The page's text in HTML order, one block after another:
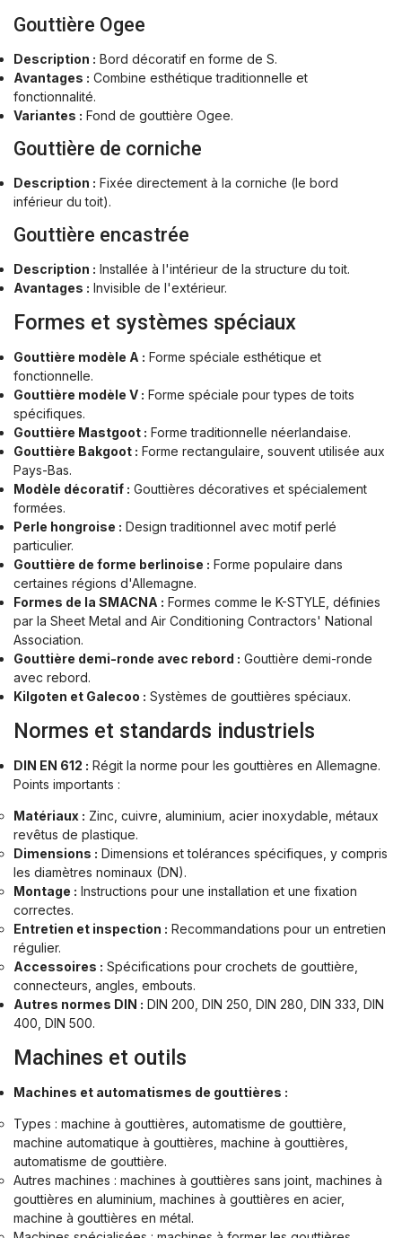
Gouttière Ogee
Description : Bord décoratif en forme de S.
Avantages : Combine esthétique traditionnelle et
fonctionnalité.
Variantes : Fond de gouttière Ogee.
Gouttière de corniche
Description : Fixée directement à la corniche (le bord
inférieur du toit).
Gouttière encastrée
Description : Installée à l'intérieur de la structure du toit.
Avantages : Invisible de l'extérieur.
Formes et systèmes spéciaux
Gouttière modèle A : Forme spéciale esthétique et
fonctionnelle.
Gouttière modèle V : Forme spéciale pour types de toits
spécifiques.
Gouttière Mastgoot : Forme traditionnelle néerlandaise.
Gouttière Bakgoot : Forme rectangulaire, souvent utilisée aux
Pays-Bas.
Modèle décoratif : Gouttières décoratives et spécialement
formées.
Perle hongroise : Design traditionnel avec motif perlé
particulier.
Gouttière de forme berlinoise : Forme populaire dans
certaines régions d'Allemagne.
Formes de la SMACNA : Formes comme le K-STYLE, définies
par la Sheet Metal and Air Conditioning Contractors' National
Association.
Gouttière demi-ronde avec rebord : Gouttière demi-ronde
avec rebord.
Kilgoten et Galecoo : Systèmes de gouttières spéciaux.
Normes et standards industriels
DIN EN 612 : Régit la norme pour les gouttières en Allemagne.
Points importants :
Matériaux : Zinc, cuivre, aluminium, acier inoxydable, métaux
revêtus de plastique.
Dimensions : Dimensions et tolérances spécifiques, y compris
les diamètres nominaux (DN).
Montage : Instructions pour une installation et une fixation
correctes.
Entretien et inspection : Recommandations pour un entretien
régulier.
Accessoires : Spécifications pour crochets de gouttière,
connecteurs, angles, embouts.
Autres normes DIN : DIN 200, DIN 250, DIN 280, DIN 333, DIN
400, DIN 500.
Machines et outils
Machines et automatismes de gouttières :
Types : machine à gouttières, automatisme de gouttière,
machine automatique à gouttières, machine à gouttières,
automatisme de gouttière.
Autres machines : machines à gouttières sans joint, machines à
gouttières en aluminium, machines à gouttières en acier,
machine à gouttières en métal.